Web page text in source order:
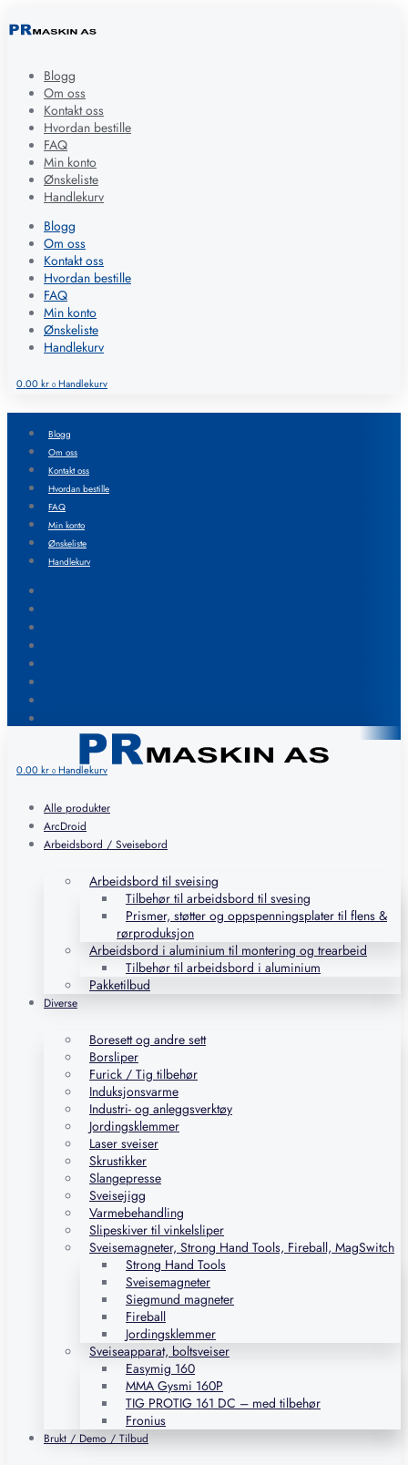
Blogg
Om oss
Kontakt oss
Hvordan bestille
FAQ
Min konto
Ønskeliste
Handlekurv
Blogg
Om oss
Kontakt oss
Hvordan bestille
FAQ
Min konto
Ønskeliste
Handlekurv
0.00kr 0 Handlekurv
Blogg
Om oss
Kontakt oss
Hvordan bestille
FAQ
Min konto
Ønskeliste
Handlekurv
0.00kr 0 Handlekurv
Alle produkter
ArcDroid
Arbeidsbord / Sveisebord
Arbeidsbord til sveising
Tilbehør til arbeidsbord til svesing
Prismer, støtter og oppspenningsplater til flens &
rørproduksjon
Arbeidsbord i aluminium til montering og trearbeid
Tilbehør til arbeidsbord i aluminium
Pakketilbud
Diverse
Boresett og andre sett
Borsliper
Furick / Tig tilbehør
Induksjonsvarme
Industri- og anleggsverktøy
Jordingsklemmer
Laser sveiser
Skrustikker
Slangepresse
Sveisejigg
Varmebehandling
Slipeskiver til vinkelsliper
Sveisemagneter, Strong Hand Tools, Fireball, MagSwitch
Strong Hand Tools
Sveisemagneter
Siegmund magneter
Fireball
Jordingsklemmer
Sveiseapparat, boltsveiser
Easymig 160
MMA Gysmi 160P
TIG PROTIG 161 DC – med tilbehør
Fronius
Brukt / Demo / Tilbud